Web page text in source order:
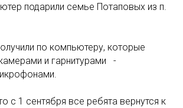
подарили семье Потаповых из п.
по компьютеру, которые
и гарнитурами⠀-
с 1 сентября все ребята вернутся к